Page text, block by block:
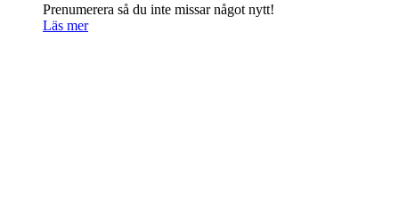
Prenumerera så du inte missar något nytt!
Läs mer